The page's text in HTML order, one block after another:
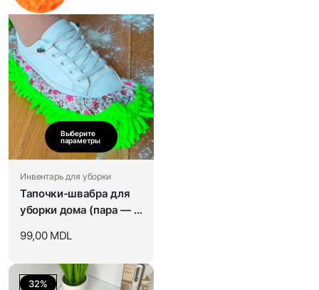
Выберите
параметры
Инвентарь для уборки
Тапочки-швабра для
уборки дома (пара — 2
99,00 MDL
32%